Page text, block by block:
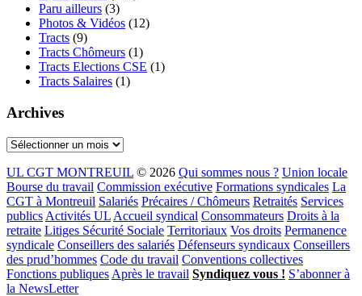
Paru ailleurs (3)
Photos & Vidéos (12)
Tracts (9)
Tracts Chômeurs (1)
Tracts Elections CSE (1)
Tracts Salaires (1)
Archives
Archives
UL CGT MONTREUIL © 2026 Qui sommes nous ? Union locale
Bourse du travail Commission exécutive Formations syndicales La
CGT à Montreuil Salariés Précaires / Chômeurs Retraités Services
publics Activités UL Accueil syndical Consommateurs Droits à la
retraite Litiges Sécurité Sociale Territoriaux Vos droits Permanence
syndicale Conseillers des salariés Défenseurs syndicaux Conseillers
des prud’hommes Code du travail Conventions collectives
Fonctions publiques Après le travail Syndiquez vous ! S’abonner à
la NewsLetter